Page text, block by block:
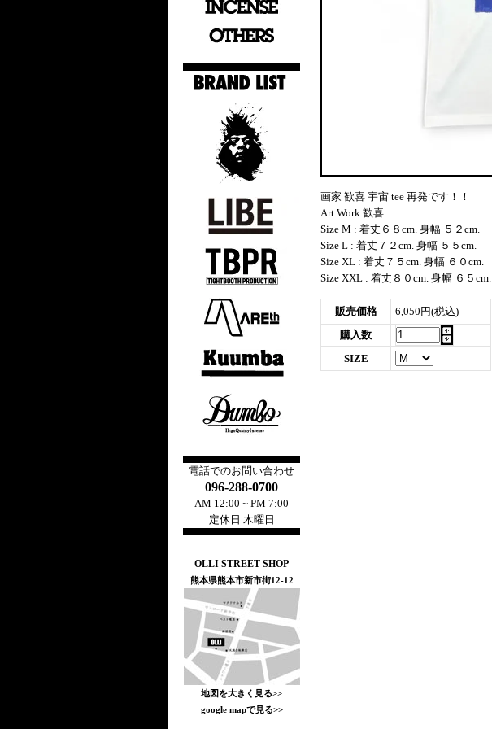
電話でのお問い合わせ
096-288-0700
AM 12:00 ~ PM 7:00
定休日 木曜日
OLLI STREET SHOP
熊本県熊本市新市街12-12
地図を大きく見る>>
google mapで見る>>
画家 歓喜 宇宙 tee 再発です！！
Art Work 歓喜
Size M : 着丈６８cm. 身幅 ５２cm.
Size L : 着丈７２cm. 身幅 ５５cm.
Size XL : 着丈７５cm. 身幅 ６０cm.
Size XXL : 着丈８０cm. 身幅 ６５cm.
販売価格
6,050円(税込)
購入数
SIZE